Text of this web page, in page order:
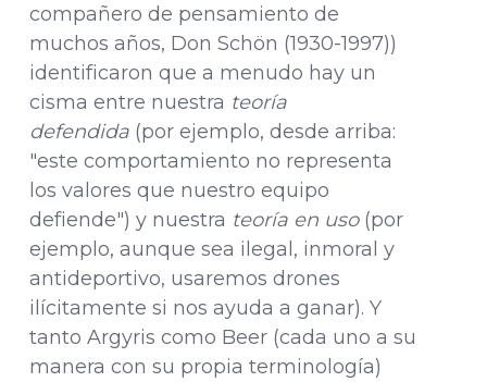
compañero de pensamiento de
muchos años, Don Schön (1930-1997))
identificaron que a menudo hay un
cisma entre nuestra teoría
defendida (por ejemplo, desde arriba:
"este comportamiento no representa
los valores que nuestro equipo
defiende") y nuestra teoría en uso(por
ejemplo, aunque sea ilegal, inmoral y
antideportivo, usaremos drones
ilícitamente si nos ayuda a ganar). Y
tanto Argyris como Beer (cada uno a su
manera con su propia terminología)